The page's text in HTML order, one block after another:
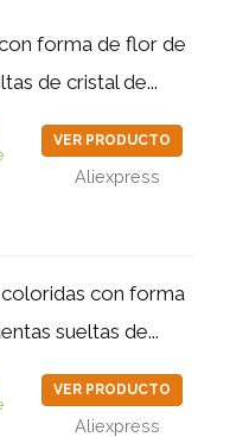
forma de flor de
de cristal de...
VER PRODUCTO
Aliexpress
coloridas con forma
sueltas de...
VER PRODUCTO
Aliexpress